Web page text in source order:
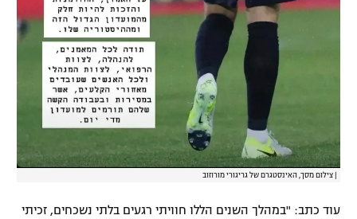
צילום מסך, האינסטגרם של גריגורי מורוזוב
עוד כתב: "במהלך השנים הללו חוויתי רגעים בלתי נשכחים, זכיתי